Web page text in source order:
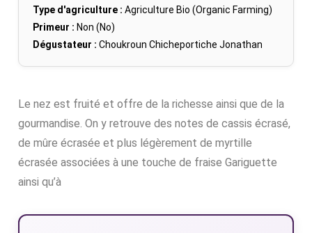
Type d'agriculture : Agriculture Bio (Organic Farming)
Primeur : Non (No)
Dégustateur : Choukroun Chicheportiche Jonathan
Le nez est fruité et offre de la richesse ainsi que de la
gourmandise. On y retrouve des notes de cassis écrasé,
de mûre écrasée et plus légèrement de myrtille
écrasée associées à une touche de fraise Gariguette
ainsi qu’à